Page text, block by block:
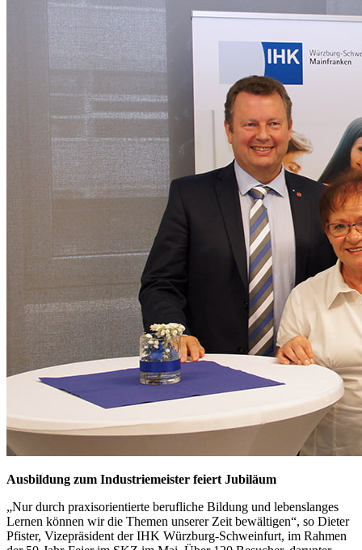
Ausbildung zum Industriemeister feiert Jubiläum
„Nur durch praxisorientierte berufliche Bildung und lebenslanges
Lernen können wir die Themen unserer Zeit bewältigen“, so Dieter
Pfister, Vizepräsident der IHK Würzburg-Schweinfurt, im Rahmen